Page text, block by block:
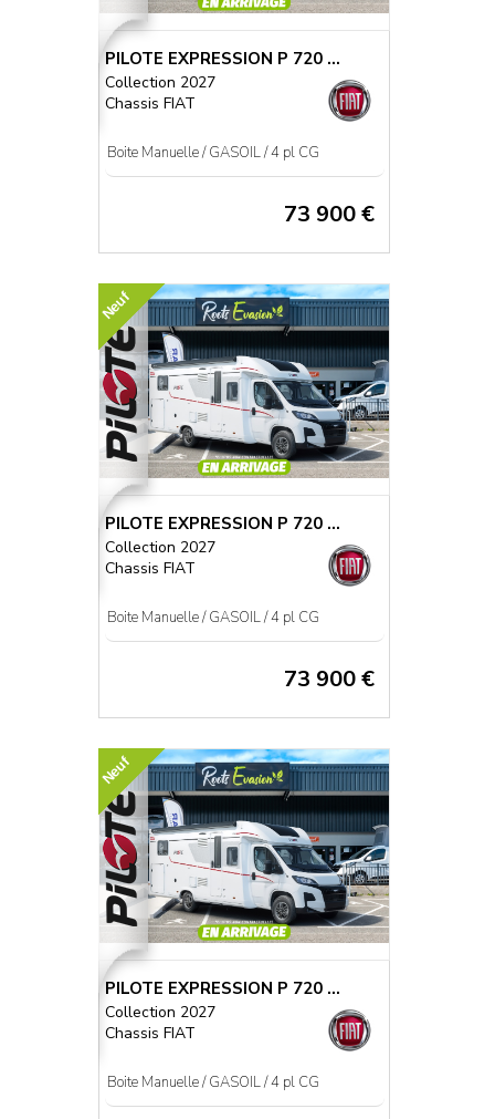
PILOTE EXPRESSION P 720 ...
Collection 2027
Chassis FIAT
Boite Manuelle / GASOIL / 4 pl CG
73 900 €
Neuf
PILOTE EXPRESSION P 720 ...
Collection 2027
Chassis FIAT
Boite Manuelle / GASOIL / 4 pl CG
73 900 €
Neuf
PILOTE EXPRESSION P 720 ...
Collection 2027
Chassis FIAT
Boite Manuelle / GASOIL / 4 pl CG